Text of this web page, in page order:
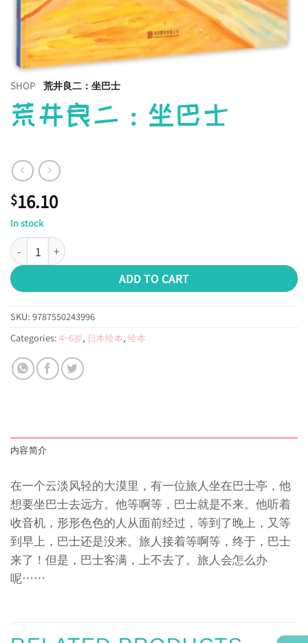
SHOP 荒井良二：坐巴士
荒井良二：坐巴士
$16.10
In stock
荒井良二：坐巴士 quantity
ADD TO CART
SKU: 9787550243996
Categories: 4~6岁, 日本绘本, 绘本
内容简介
在一个云淡风轻的大漠里，有一位旅人坐在巴士亭，他
想要坐巴士去远方。他等啊等，巴士就是不来。他听着
收音机，形形色色的人从面前经过，等到了晚上，又等
到早上，巴士还是没来。旅人接着等啊等，终于，巴士
来了！但是，巴士客满，上不去了。旅人会怎么办
呢……